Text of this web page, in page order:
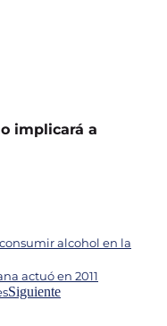
implicará a
alcohol en la
actuó en 2011
Siguiente